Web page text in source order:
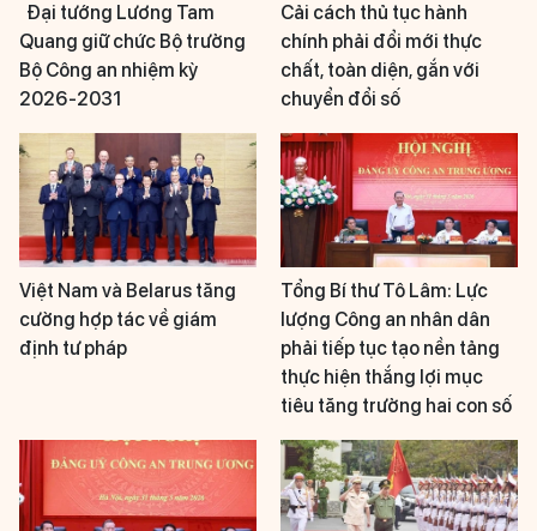
Đại tướng Lương Tam
Quang giữ chức Bộ trưởng
Bộ Công an nhiệm kỳ
2026-2031
Cải cách thủ tục hành
chính phải đổi mới thực
chất, toàn diện, gắn với
chuyển đổi số
Việt Nam và Belarus tăng
cường hợp tác về giám
định tư pháp
Tổng Bí thư Tô Lâm: Lực
lượng Công an nhân dân
phải tiếp tục tạo nền tảng
thực hiện thắng lợi mục
tiêu tăng trưởng hai con số